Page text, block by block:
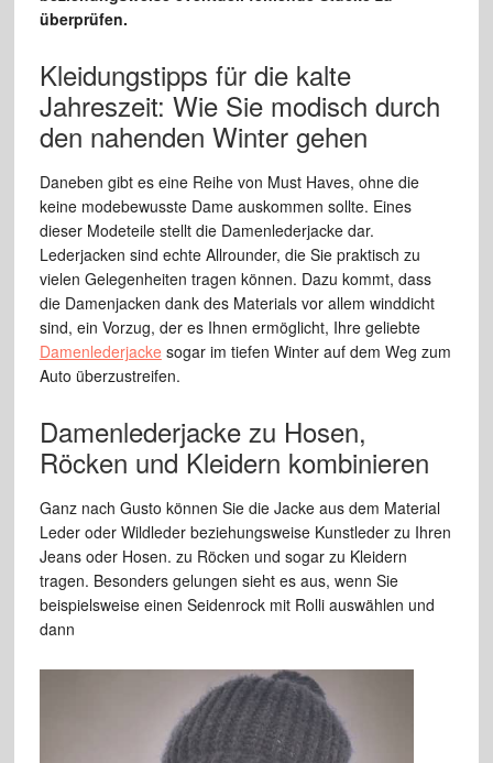
überprüfen.
Kleidungstipps für die kalte
Jahreszeit: Wie Sie modisch durch
den nahenden Winter gehen
Daneben gibt es eine Reihe von Must Haves, ohne die
keine modebewusste Dame auskommen sollte. Eines
dieser Modeteile stellt die Damenlederjacke dar.
Lederjacken sind echte Allrounder, die Sie praktisch zu
vielen Gelegenheiten tragen können. Dazu kommt, dass
die Damenjacken dank des Materials vor allem winddicht
sind, ein Vorzug, der es Ihnen ermöglicht, Ihre geliebte
Damenlederjacke sogar im tiefen Winter auf dem Weg zum
Auto überzustreifen.
Damenlederjacke zu Hosen,
Röcken und Kleidern kombinieren
Ganz nach Gusto können Sie die Jacke aus dem Material
Leder oder Wildleder beziehungsweise Kunstleder zu Ihren
Jeans oder Hosen. zu Röcken und sogar zu Kleidern
tragen. Besonders gelungen sieht es aus, wenn Sie
beispielsweise einen Seidenrock mit Rolli auswählen und
dann